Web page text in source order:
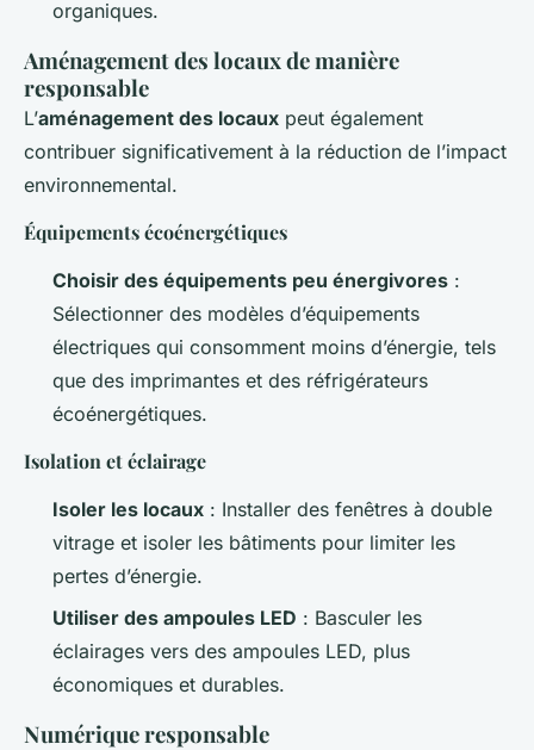
organiques.
Aménagement des locaux de manière
responsable
L’aménagement des locaux peut également
contribuer significativement à la réduction de l’impact
environnemental.
Équipements écoénergétiques
Choisir des équipements peu énergivores :
Sélectionner des modèles d’équipements
électriques qui consomment moins d’énergie, tels
que des imprimantes et des réfrigérateurs
écoénergétiques.
Isolation et éclairage
Isoler les locaux : Installer des fenêtres à double
vitrage et isoler les bâtiments pour limiter les
pertes d’énergie.
Utiliser des ampoules LED : Basculer les
éclairages vers des ampoules LED, plus
économiques et durables.
Numérique responsable